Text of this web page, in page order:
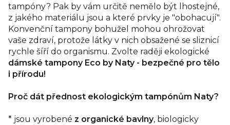
Tampony se skládají kompletně z organické bavlny. Jejich
povrch navíc pokrývá bezpečnostní pláštík, díky kterému se
vlákna z tamponu neuvolňují, a drží celý váleček bavlny
lépe pohromadě. Jistě vás potěší i individuální
papírové
balení, které nahrazuje dříve využívaný plastový obal.
Tampony Eco by Naty se teďsnadněji kompostujía jejich
používání je ještě příjemnější.
udělenou mezinárodní nezávislou organizacíGOTS(The
Global Organic Textile Standard), která potvrzuje použití
organické bavlny v produktech.
tampóny? Pak by vám určitě nemělo být lhostejné,
z jakého materiálu jsou a které prvky je "obohacují".
Konvenční tampony bohužel mohou ohrožovat
vaše zdraví, protože látky v nich obsažené se sliznicí
rychle šíří do organismu. Zvolte raději ekologické
dámské tampony Eco by Naty - bezpečné pro tělo
i přírodu!
Proč dát přednost ekologickým tampónům Naty?
* jsou vyrobené z organické bavlny, biologicky